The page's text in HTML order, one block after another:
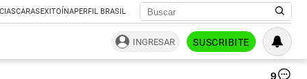
CARASEXITOÍNAPERFIL BRASIL
INGRESAR SUSCRIBITE
9